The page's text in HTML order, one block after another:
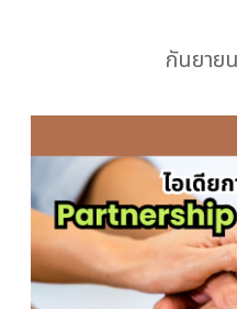
กันยาย